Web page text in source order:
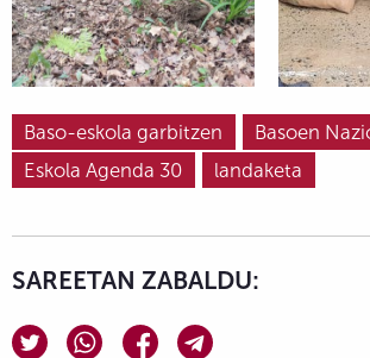
Baso-eskola garbitzen
Basoen
Eskola Agenda 30
landaketa
SAREETAN ZABALDU: